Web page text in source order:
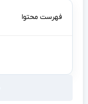
فهرست محتوا